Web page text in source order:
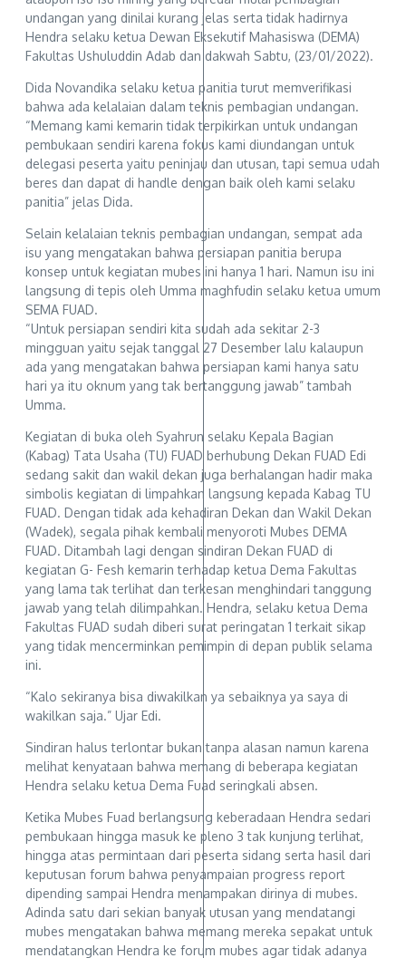
undangan yang dinilai kurang jelas serta tidak hadirnya
Hendra selaku ketua Dewan Eksekutif Mahasiswa (DEMA)
Fakultas Ushuluddin Adab dan dakwah Sabtu, (23/01/2022).
Dida Novandika selaku ketua panitia turut memverifikasi
bahwa ada kelalaian dalam teknis pembagian undangan.
“Memang kami kemarin tidak terpikirkan untuk undangan
pembukaan sendiri karena fokus kami diundangan untuk
delegasi peserta yaitu peninjau dan utusan, tapi semua udah
beres dan dapat di handle dengan baik oleh kami selaku
panitia” jelas Dida.
Selain kelalaian teknis pembagian undangan, sempat ada
isu yang mengatakan bahwa persiapan panitia berupa
konsep untuk kegiatan mubes ini hanya 1 hari. Namun isu ini
langsung di tepis oleh Umma maghfudin selaku ketua umum
SEMA FUAD.
“Untuk persiapan sendiri kita sudah ada sekitar 2-3
mingguan yaitu sejak tanggal 27 Desember lalu kalaupun
ada yang mengatakan bahwa persiapan kami hanya satu
hari ya itu oknum yang tak bertanggung jawab” tambah
Umma.
Kegiatan di buka oleh Syahrun selaku Kepala Bagian
(Kabag) Tata Usaha (TU) FUAD berhubung Dekan FUAD Edi
sedang sakit dan wakil dekan juga berhalangan hadir maka
simbolis kegiatan di limpahkan langsung kepada Kabag TU
FUAD. Dengan tidak ada kehadiran Dekan dan Wakil Dekan
(Wadek), segala pihak kembali menyoroti Mubes DEMA
FUAD. Ditambah lagi dengan sindiran Dekan FUAD di
kegiatan G- Fesh kemarin terhadap ketua Dema Fakultas
yang lama tak terlihat dan terkesan menghindari tanggung
jawab yang telah dilimpahkan. Hendra, selaku ketua Dema
Fakultas FUAD sudah diberi surat peringatan 1 terkait sikap
yang tidak mencerminkan pemimpin di depan publik selama
ini.
“Kalo sekiranya bisa diwakilkan ya sebaiknya ya saya di
wakilkan saja.” Ujar Edi.
Sindiran halus terlontar bukan tanpa alasan namun karena
melihat kenyataan bahwa memang di beberapa kegiatan
Hendra selaku ketua Dema Fuad seringkali absen.
Ketika Mubes Fuad berlangsung keberadaan Hendra sedari
pembukaan hingga masuk ke pleno 3 tak kunjung terlihat,
hingga atas permintaan dari peserta sidang serta hasil dari
keputusan forum bahwa penyampaian progress report
dipending sampai Hendra menampakan dirinya di mubes.
Adinda satu dari sekian banyak utusan yang mendatangi
mubes mengatakan bahwa memang mereka sepakat untuk
mendatangkan Hendra ke forum mubes agar tidak adanya